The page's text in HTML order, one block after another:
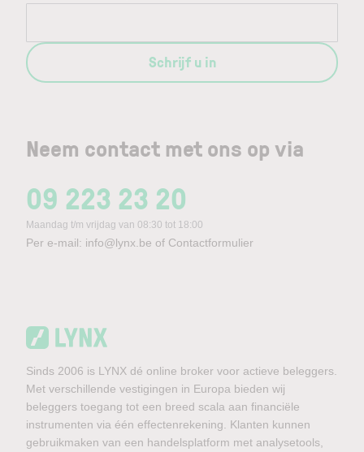
Neem contact met ons op via
09 223 23 20
Maandag t/m vrijdag van 08:30 tot 18:00
Per e-mail: info@lynx.be of Contactformulier
Schrijf u in
Sinds 2006 is LYNX dé online broker voor actieve beleggers.
Met verschillende vestigingen in Europa bieden wij
beleggers toegang tot een breed scala aan financiële
instrumenten via één effectenrekening. Klanten kunnen
gebruikmaken van een handelsplatform met analysetools,